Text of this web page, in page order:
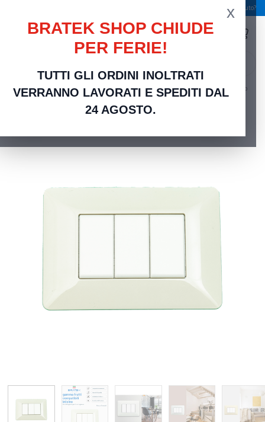
Serve aiuto?
x
BRATEK SHOP CHIUDE
PER FERIE!
TUTTI GLI ORDINI INOLTRATI
VERRANNO LAVORATI E SPEDITI DAL
24 AGOSTO.
Home Frutti Elettrici Serie Civili Compatibili bticino Matix
Placca 3 Moduli Avorio
Crema Compatibile Bticino Matix | Calore e Armonia